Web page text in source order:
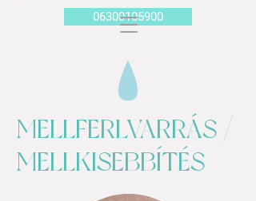
06300105900
MELLFERLVARRÁS /
MELLKISEBBÍTÉS